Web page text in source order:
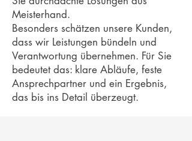
Meisterhand.
Besonders schätzen unsere Kunden,
dass wir Leistungen bündeln und
Verantwortung übernehmen. Für Sie
bedeutet das: klare Abläufe, feste
Ansprechpartner und ein Ergebnis,
das bis ins Detail überzeugt.